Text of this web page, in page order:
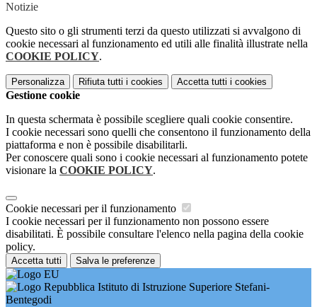
Notizie
Questo sito o gli strumenti terzi da questo utilizzati si avvalgono di
cookie necessari al funzionamento ed utili alle finalità illustrate nella
COOKIE POLICY.
Personalizza Rifiuta tutti i cookies Accetta tutti i cookies
Gestione cookie
In questa schermata è possibile scegliere quali cookie consentire.
I cookie necessari sono quelli che consentono il funzionamento della
piattaforma e non è possibile disabilitarli.
Per conoscere quali sono i cookie necessari al funzionamento potete
visionare la COOKIE POLICY.
Cookie necessari per il funzionamento
I cookie necessari per il funzionamento non possono essere
disabilitati. È possibile consultare l'elenco nella pagina della cookie
policy.
Accetta tutti Salva le preferenze
Istituto di Istruzione Superiore Stefani-
Bentegodi